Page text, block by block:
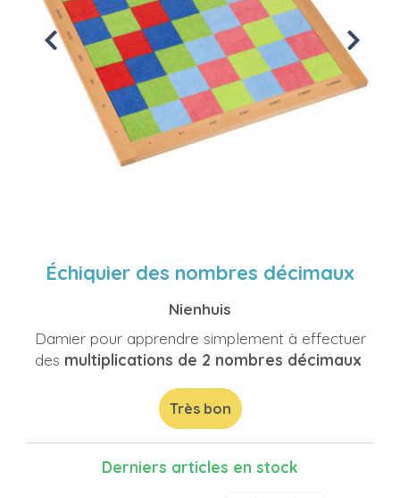
Previous Next
Échiquier des nombres décimaux
Nienhuis
Damier pour apprendre simplement à effectuer
des multiplications de 2 nombres décimaux
Très bon
Derniers articles en stock